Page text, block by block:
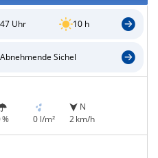
Uhr 10 h
Abnehmende Sichel
% 0 l/m²
N
2 km/h